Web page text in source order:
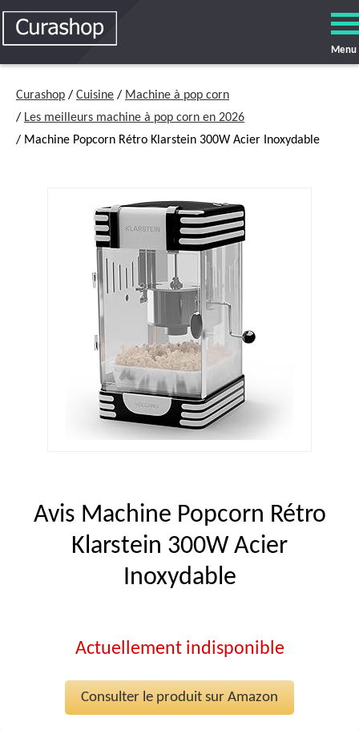
Menu
Curashop / Cuisine / Machine à pop corn
/ Les meilleurs machine à pop corn en 2026
/ Machine Popcorn Rétro Klarstein 300W Acier Inoxydable
Avis Machine Popcorn Rétro
Klarstein 300W Acier
Inoxydable
Actuellement indisponible
Consulter le produit sur Amazon